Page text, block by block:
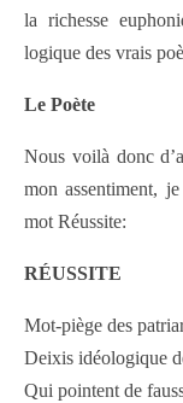
la richesse
logique des vrais
Le Poète
Nous voilà donc
mon assentiment,
mot Réussite:
RÉUSSITE
Mot-piège des
Deixis idéologique
Qui pointent de